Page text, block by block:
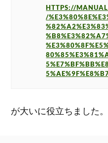
HTTPS://
/
が大いに役立ちました。